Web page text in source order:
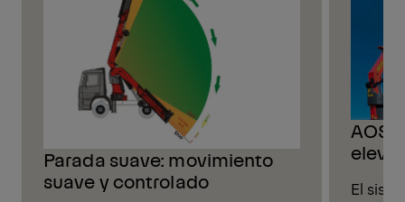
Parada suave: movimiento
suave y controlado
AOS
El